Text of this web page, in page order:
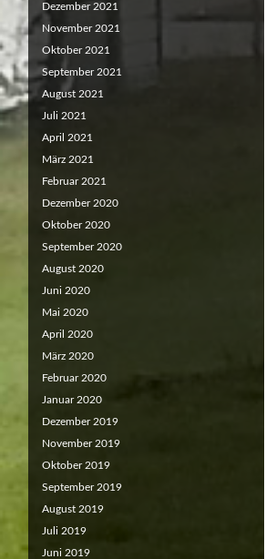
Dezember 2021
November 2021
Oktober 2021
September 2021
August 2021
Juli 2021
April 2021
März 2021
Februar 2021
Dezember 2020
Oktober 2020
September 2020
August 2020
Juni 2020
Mai 2020
April 2020
März 2020
Februar 2020
Januar 2020
Dezember 2019
November 2019
Oktober 2019
September 2019
August 2019
Juli 2019
Juni 2019